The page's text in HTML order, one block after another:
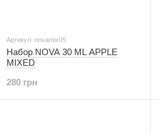
Артикул: novamix05
Набор NOVA 30 ML APPLE
MIXED
280 грн